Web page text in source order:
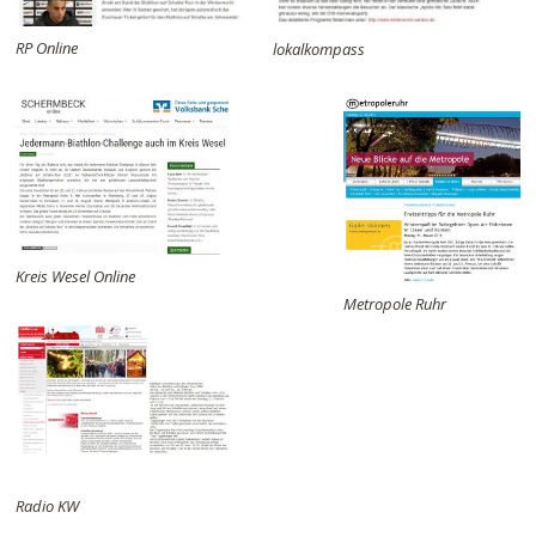
RP Online lokalkompass
Metropole Ruhr
Kreis Wesel Online
Radio KW